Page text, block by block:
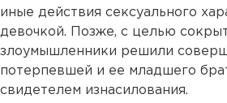
иные действия сексуального
девочкой. Позже, с целью
злоумышленники решили
потерпевшей и ее младшего
свидетелем изнасилования.